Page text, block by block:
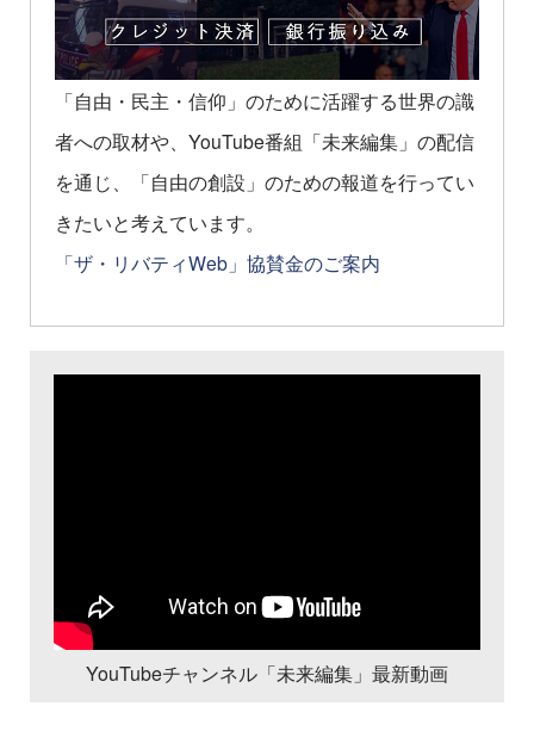
「自由・民主・信仰」のために活躍する世界の識
者への取材や、YouTube番組「未来編集」の配信
を通じ、「自由の創設」のための報道を行ってい
きたいと考えています。
「ザ・リバティWeb」協賛金のご案内
YouTubeチャンネル「未来編集」最新動画